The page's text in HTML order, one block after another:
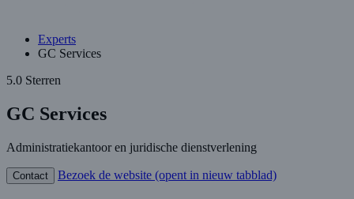
Experts
GC Services
5.0 Sterren
GC Services
Administratiekantoor en juridische dienstverlening
Contact Bezoek de website (opent in nieuw tabblad)